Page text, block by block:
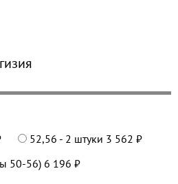
52,56 - 2 штуки 3 562 ₽
50-56) 6 196 ₽